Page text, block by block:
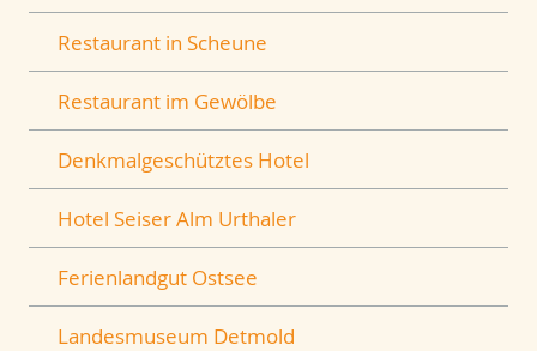
Restaurant in Scheune
Restaurant im Gewölbe
Denkmalgeschütztes Hotel
Hotel Seiser Alm Urthaler
Ferienlandgut Ostsee
Landesmuseum Detmold